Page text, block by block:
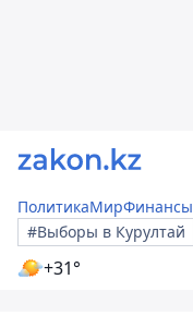
ПолитикаМирФинансы
#Выборы в Курултай
+31°